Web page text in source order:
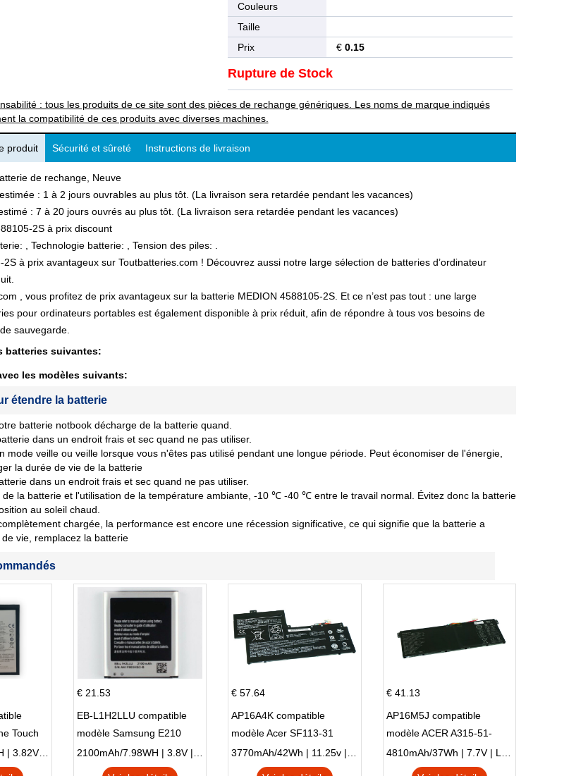
Couleurs
Taille
Prix
€0.15
Rupture de Stock
: tous les produits de ce site sont des pièces de rechange génériques. Les noms de marque indiqués
la compatibilité de ces produits avec diverses machines.
produit Sécurité et sûreté Instructions de livraison
de rechange, Neuve
: 1 à 2 jours ouvrables au plus tôt. (La livraison sera retardée pendant les vacances)
: 7 à 20 jours ouvrés au plus tôt. (La livraison sera retardée pendant les vacances)
2S à prix discount
, Technologie batterie: , Tension des piles: .
2S à prix avantageux sur Toutbatteries.com ! Découvrez aussi notre large sélection de batteries d’ordinateur
, vous profitez de prix avantageux sur la batterie MEDION 4588105-2S. Et ce n’est pas tout : une large
pour ordinateurs portables est également disponible à prix réduit, afin de répondre à tous vos besoins de
sauvegarde.
batteries suivantes:
les modèles suivants:
étendre la batterie
batterie notbook décharge de la batterie quand.
dans un endroit frais et sec quand ne pas utiliser.
mode veille ou veille lorsque vous n'êtes pas utilisé pendant une longue période. Peut économiser de l'énergie,
la durée de vie de la batterie
dans un endroit frais et sec quand ne pas utiliser.
de la batterie et l'utilisation de la température ambiante, -10 ℃ -40 ℃ entre le travail normal. Évitez donc la batterie
au soleil chaud.
chargée, la performance est encore une récession significative, ce qui signifie que la batterie a
vie, remplacez la batterie
Touch
2500mAh/9.55WH | 3.82V | Li-ion ...
€ 21.53
EB-L1H2LLU compatible
modèle Samsung E210
E210K i939
€ 57.64
AP16A4K compatible
modèle Acer SF113-31
AO1-132 NE132
€ 41.13
AP16M5J compatible
modèle ACER A315-51-
51SL N17Q1 SERIES